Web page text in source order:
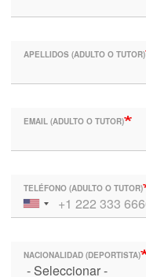
APELLIDOS (ADULTO O TUTOR)
EMAIL (ADULTO O TUTOR)
TELÉFONO (ADULTO O TUTOR)
NACIONALIDAD (DEPORTISTA)